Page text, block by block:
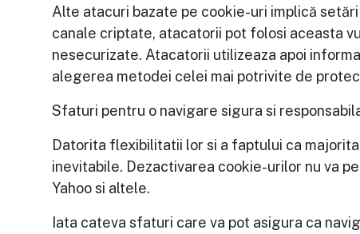
Alte atacuri bazate pe cookie-uri implică
canale criptate, atacatorii pot folosi aceasta
nesecurizate. Atacatorii utilizeaza apoi
alegerea metodei celei mai potrivite de
Sfaturi pentru o navigare sigura si
Datorita flexibilitatii lor si a faptului ca
inevitabile. Dezactivarea cookie-urilor nu va
Yahoo si altele.
Iata cateva sfaturi care va pot asigura ca